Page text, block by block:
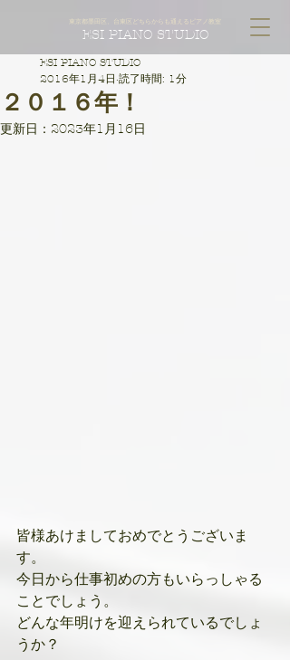
東京都墨田区、台東区どちらからも通えるピアノ教室
ESI PIANO STUDIO
２０１６年！
ESI PIANO STUDIO
2016年1月4日 読了時間: 1分
更新日： 2023年1月16日
皆様あけましておめでとうございま
す。
今日から仕事初めの方もいらっしゃる
ことでしょう。
どんな年明けを迎えられているでしょ
うか？